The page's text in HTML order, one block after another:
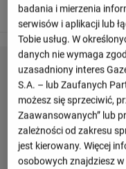
Mohamed Kone
badania i mierzenia
serwisów i aplikacji lub
Tobie usług. W
danych nie wymaga
uzasadniony interes
S.A. – lub Zaufanych
możesz się sprzeciwić,
Zaawansowanych” lub
zależności od zakresu
jest kierowany. Więcej
osobowych znajdziesz